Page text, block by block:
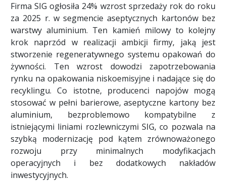
Firma SIG ogłosiła 24% wzrost sprzedaży rok do roku
za 2025 r. w segmencie aseptycznych kartonów bez
warstwy aluminium. Ten kamień milowy to kolejny
krok naprzód w realizacji ambicji firmy, jaką jest
stworzenie regeneratywnego systemu opakowań do
żywności. Ten wzrost dowodzi zapotrzebowania
rynku na opakowania niskoemisyjne i nadające się do
recyklingu. Co istotne, producenci napojów mogą
stosować w pełni barierowe, aseptyczne kartony bez
aluminium, bezproblemowo kompatybilne z
istniejącymi liniami rozlewniczymi SIG, co pozwala na
szybką modernizację pod kątem zrównoważonego
rozwoju przy minimalnych modyfikacjach
operacyjnych i bez dodatkowych nakładów
inwestycyjnych.